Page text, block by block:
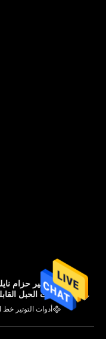
توقيت الحبل
أدوات التوتير خط